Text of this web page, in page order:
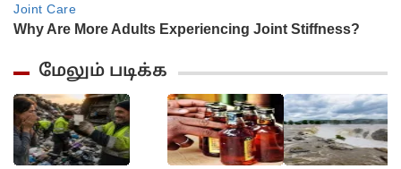
மேலும் படிக்க